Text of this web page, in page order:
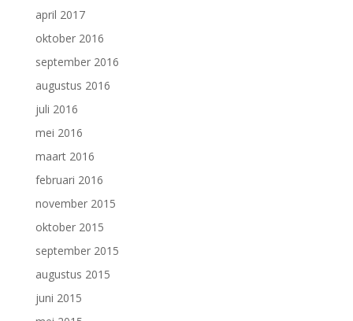
april 2017
oktober 2016
september 2016
augustus 2016
juli 2016
mei 2016
maart 2016
februari 2016
november 2015
oktober 2015
september 2015
augustus 2015
juni 2015